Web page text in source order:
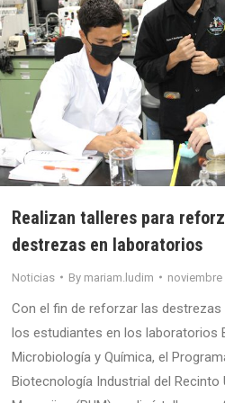
Realizan talleres para
destrezas en laboratorios
Noticias By mariam.ludim noviembre
Con el fin de reforzar las destrezas
los estudiantes en los laboratorios
Microbiología y Química, el
Biotecnología Industrial del Recinto